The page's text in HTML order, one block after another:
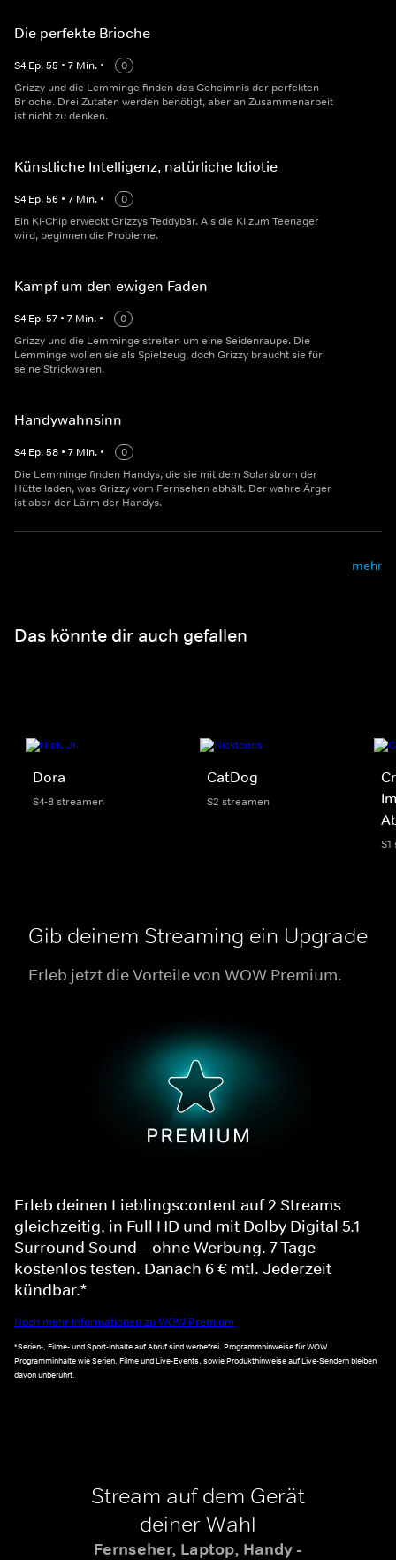
Die perfekte Brioche
S4 Ep.55 • 7 Min. •
0
Grizzy und die Lemminge finden das Geheimnis der perfekten
Brioche. Drei Zutaten werden benötigt, aber an Zusammenarbeit
ist nicht zu denken.
Künstliche Intelligenz, natürliche Idiotie
S4 Ep.56 • 7 Min. •
0
Ein KI-Chip erweckt Grizzys Teddybär. Als die KI zum Teenager
wird, beginnen die Probleme.
Kampf um den ewigen Faden
S4 Ep.57 • 7 Min. •
0
Grizzy und die Lemminge streiten um eine Seidenraupe. Die
Lemminge wollen sie als Spielzeug, doch Grizzy braucht sie für
seine Strickwaren.
Handywahnsinn
S4 Ep.58 • 7 Min. •
0
Die Lemminge finden Handys, die sie mit dem Solarstrom der
Hütte laden, was Grizzy vom Fernsehen abhält. Der wahre Ärger
ist aber der Lärm der Handys.
mehr
Das könnte dir auch gefallen
Dora
S4-8 streamen
CatDog
S2 streamen
Gib deinem Streaming ein Upgrade
Erleb jetzt die Vorteile von WOW Premium.
Erleb deinen Lieblingscontent auf 2 Streams
gleichzeitig, in Full HD und mit Dolby Digital 5.1
Surround Sound – ohne Werbung. 7 Tage
kostenlos testen. Danach 6 € mtl. Jederzeit
kündbar.*
Noch mehr Informationen zu WOW Premium
*Serien-, Filme- und Sport-Inhalte auf Abruf sind werbefrei. Programmhinweise für WOW
Programminhalte wie Serien, Filme und Live-Events, sowie Produkthinweise auf Live-Sendern bleiben
davon unberührt.
Stream auf dem Gerät
deiner Wahl
Fernseher, Laptop, Handy -